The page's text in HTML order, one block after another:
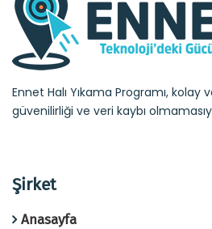
Ennet Halı Yıkama Programı, kolay
güvenilirliği ve veri kaybı
Şirket
Anasayfa